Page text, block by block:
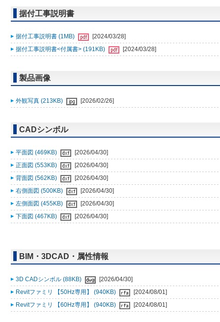
据付工事説明書
据付工事説明書 (1MB)
[2024/03/28]
据付工事説明書<付属書> (191KB)
[2024/03/28]
製品画像
外観写真 (213KB) [2026/02/26]
CADシンボル
平面図 (469KB)
[2026/04/30]
正面図 (553KB)
[2026/04/30]
背面図 (562KB)
[2026/04/30]
右側面図 (500KB)
[2026/04/30]
左側面図 (455KB)
[2026/04/30]
下面図 (467KB)
[2026/04/30]
BIM・3DCAD・属性情報
3D CADシンボル (88KB)
[2026/04/30]
Revitファミリ 【50Hz専用】 (940KB)
[2024/08/01]
Revitファミリ 【60Hz専用】 (940KB)
[2024/08/01]